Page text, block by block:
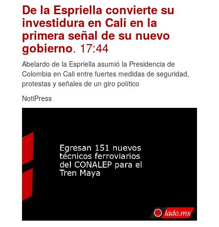
De la Espriella convierte su
investidura en Cali en la
primera señal de su nuevo
gobierno. 17:44
Abelardo de la Espriella asumió la Presidencia de
Colombia en Cali entre fuertes medidas de seguridad,
protestas y señales de un giro político
NotiPress